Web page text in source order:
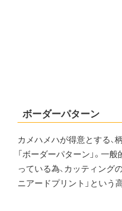
ボーダーパターン
カメハメハが得意とする、
「ボーダーパターン」。一
っている為、カッティング
ニアードプリント」という